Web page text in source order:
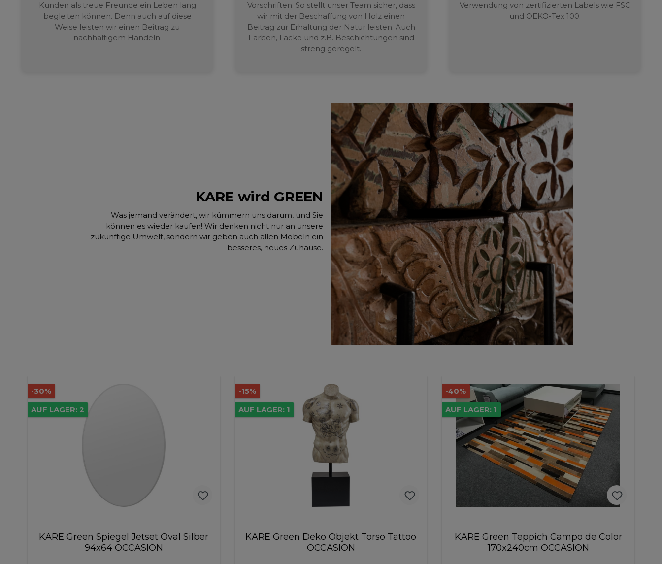
Kunden als treue Freunde ein Leben lang
begleiten können. Denn auch auf diese
Weise leisten wir einen Beitrag zu
nachhaltigem Handeln.
Vorschriften. So stellt unser Team sicher, dass
wir mit der Beschaffung von Holz einen
Beitrag zur Erhaltung der Natur leisten. Auch
Farben, Lacke und z.B. Beschichtungen sind
streng geregelt.
Verwendung von zertifizierten Labels wie FSC
und OEKO-Tex 100.
KARE wird GREEN
Was jemand verändert, wir kümmern uns darum, und Sie
können es wieder kaufen! Wir denken nicht nur an unsere
zukünftige Umwelt, sondern wir geben auch allen Möbeln ein
besseres, neues Zuhause.
-30%
AUF LAGER: 2
KARE Green Spiegel Jetset Oval Silber
94x64 OCCASION
-15%
AUF LAGER: 1
KARE Green Deko Objekt Torso Tattoo
OCCASION
-40%
AUF LAGER: 1
KARE Green Teppich Campo de Color
170x240cm OCCASION